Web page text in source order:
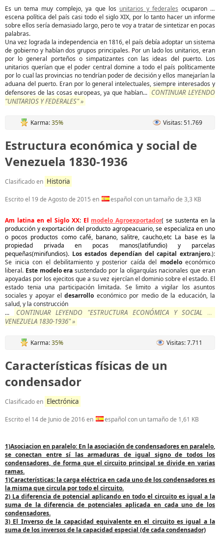
Es un tema muy complejo, ya que los unitarios y federales ocuparon la
escena política del país casi todo el siglo XIX, por lo tanto hacer un informe
sobre ellos sería demasiado largo, pero te voy a tratar de sintetizar en pocas
palabras.
Una vez lograda la independencia en 1816, el país debía adoptar un sistema
de gobierno y habían dos grupos principales. Por un lado los unitarios, eran
por lo general porteños o simpatizantes con las ideas del puerto. Los
unitarios querían que el poder central domine a todo el país políticamente
por lo cual las provincias no tendrían poder de decisión y ellos manejarían la
aduana del puerto. Eran por lo general intelectuales, siempre interesados y
defensores de las cosas europeas, ya que habían... CONTINUAR LEYENDO
"UNITARIOS Y FEDERALES" »
Karma:35% Visitas: 51.769
Estructura económica y social de
Venezuela 1830-1936
Clasificado en Historia
Escrito el 19 de Agosto de 2015 en español con un tamaño de 3,3 KB
Am latina en el Siglo XX: El modelo Agroexportador( se sustenta en la
producción y exportación del producto agropeacuario, se especializa en uno
o pocos productos como café, banano, salitre, caucho,etc La base es la
propiedad privada en pocas manos(latifundio) y parcelas
pequeñas(minifundios). Los estados dependían del capital extranjero.):
Se inicia con el debilitamiento y posterior caída del modeloeconómico
liberal. Este modelo erasustendado por la oligarquías nacionales que eran
apoyadas por los ejecitos que a su vez ejercían el dominio sobre el estado. El
estado tenia una participación limitada. Se limito a vigilar los asuntos
sociales y apoyar eldesarrollo económico por medio de la educación, la
salud, y la construcción
...
CONTINUAR LEYENDO "ESTRUCTURA ECONÓMICA Y SOCIAL DE
VENEZUELA 1830-1936" »
Karma:35% Visitas: 7.711
Características físicas de un
condensador
Clasificado en Electrónica
Escrito el 14 de Junio de 2016en español con un tamaño de 1,61 KB
1)Asociacion en paralelo: En la asociación decondensadores en paralelo,
se conectan entre sí las armaduras de igual signo de todos los
condensadores, de forma que el circuito principal se divide en varias
ramas.
1)Características: la carga eléctrica en cada uno de los condensadores es
la misma que circula por todo el circuito.
2) La diferencia de potencial aplicando en todo el circuito es igual a la
suma de la diferencia de potenciales aplicada en cada uno de los
condensadores.
3) El Inverso de la capacidad equivalente en el circuito es igual a la
suma de los inversos de la capacidad especial (de cada condensador)